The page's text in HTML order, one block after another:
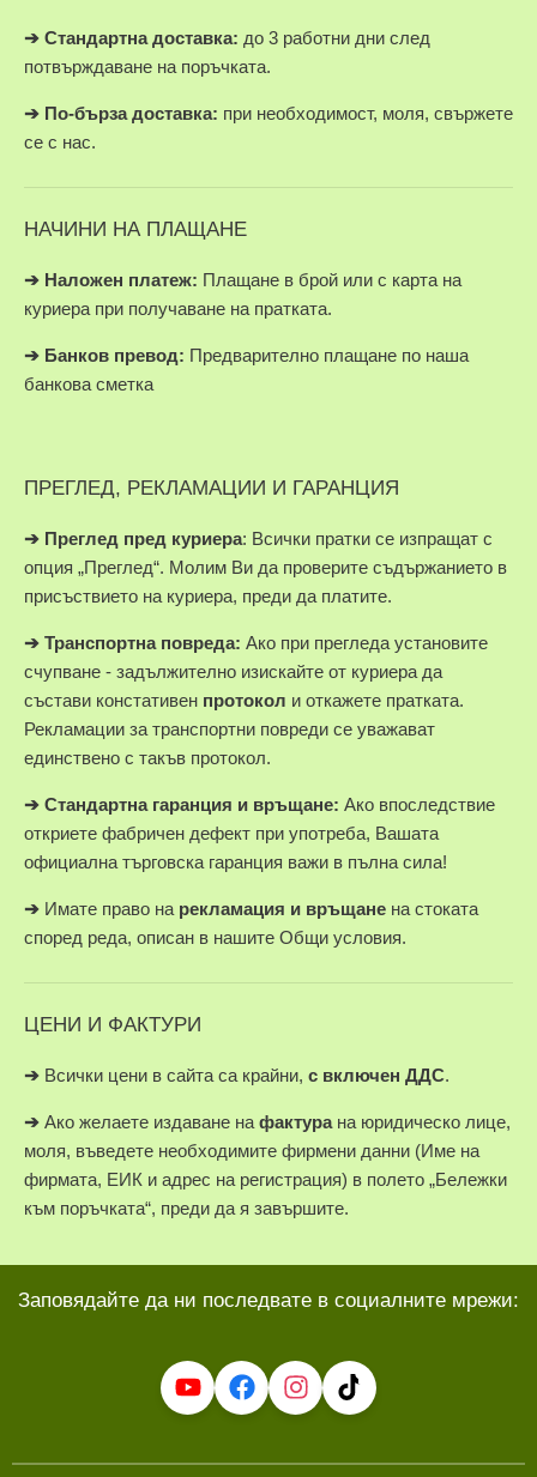
➔ Стандартна доставка: до 3 работни дни след
потвърждаване на поръчката.
➔ По-бърза доставка: при необходимост, моля, свържете
се с нас.
НАЧИНИ НА ПЛАЩАНЕ
➔ Наложен платеж: Плащане в брой или с карта на
куриера при получаване на пратката.
➔ Банков превод: Предварително плащане по наша
банкова сметка
ПРЕГЛЕД, РЕКЛАМАЦИИ И ГАРАНЦИЯ
➔ Преглед пред куриера: Всички пратки се изпращат с
опция „Преглед“. Молим Ви да проверите съдържанието в
присъствието на куриера, преди да платите.
➔ Транспортна повреда: Ако при прегледа установите
счупване - задължително изискайте от куриера да
състави констативен протокол и откажете пратката.
Рекламации за транспортни повреди се уважават
единствено с такъв протокол.
➔ Стандартна гаранция и връщане: Ако впоследствие
откриете фабричен дефект при употреба, Вашата
официална търговска гаранция важи в пълна сила!
➔ Имате право на рекламация и връщане на стоката
според реда, описан в нашите Общи условия.
ЦЕНИ И ФАКТУРИ
➔ Всички цени в сайта са крайни, с включен ДДС.
➔ Ако желаете издаване на фактура на юридическо лице,
моля, въведете необходимите фирмени данни (Име на
фирмата, ЕИК и адрес на регистрация) в полето „Бележки
към поръчката“, преди да я завършите.
Заповядайте да ни последвате в социалните мрежи: